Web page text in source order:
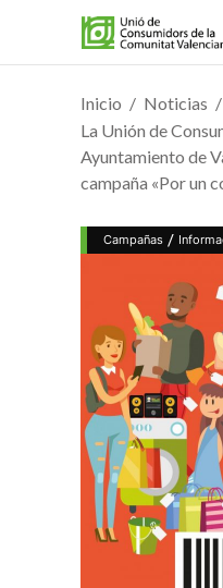
Inicio Noticias
La Unión de
Ayuntamiento de
campaña «Por un
Campañas /